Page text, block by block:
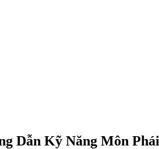
Dẫn Kỹ Năng Môn